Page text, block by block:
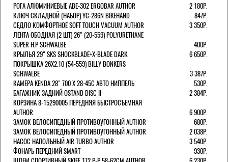
РОГА АЛЮМИНИЕВЫЕ ABE-302 ERGOBAR AUTHOR
2 180Р.
КЛЮЧ СКЛАДНОЙ (НАБОР) YC-286N BIKEHAND
847Р.
СЕДЛО КОМФОРТНОЕ SOFT TOUCH VACUUM AUTHOR
3 350Р.
ЛЕНТА ОБОДНАЯ (2 ШТ) 26" (20-559) POLYURETHANE
SUPER H.P SCHWALBE
400Р.
КРЫЛЬЯ 29" SKS SHOCKBLADE+X-BLADE DARK.
6 650Р.
ПОКРЫШКА 26X2.10 (54-559) BILLY BONKERS
SCHWALBE
3 387Р.
КАМЕРА KENDA 28" 700 Х 28-45С АВТО НИППЕЛЬ
530Р.
БАГАЖНИК ЗАДНИЙ OSTAND DISC II
2 384Р.
КОРЗИНА 8-15290005 ПЕРЕДНЯЯ БЫСТРОСЪЕМНАЯ
AUTHOR
6 900Р.
ЗАМОК ВЕЛОСИПЕДНЫЙ ПРОТИВОУГОННЫЙ AUTHOR
680Р.
ЗАМОК ВЕЛОСИПЕДНЫЙ ПРОТИВОУГОННЫЙ AUTHOR
2 038Р.
НАСОС НАПОЛЬНЫЙ AIR TURBO AUTHOR
3 540Р.
ФОНАРЬ ПЕРЕДНИЙ SMART
930Р.